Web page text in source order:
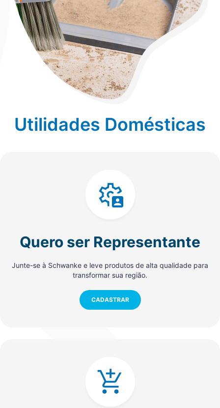
Utilidades Domésticas
Quero ser Representante
Junte-se à Schwanke e leve produtos de alta qualidade para
transformar sua região.
CADASTRAR